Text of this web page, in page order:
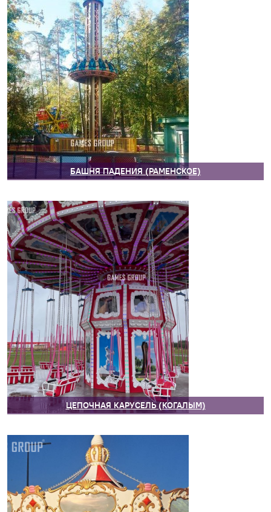
БАШНЯ ПАДЕНИЯ (РАМЕНСКОЕ)
ЦЕПОЧНАЯ КАРУСЕЛЬ (КОГАЛЫМ)